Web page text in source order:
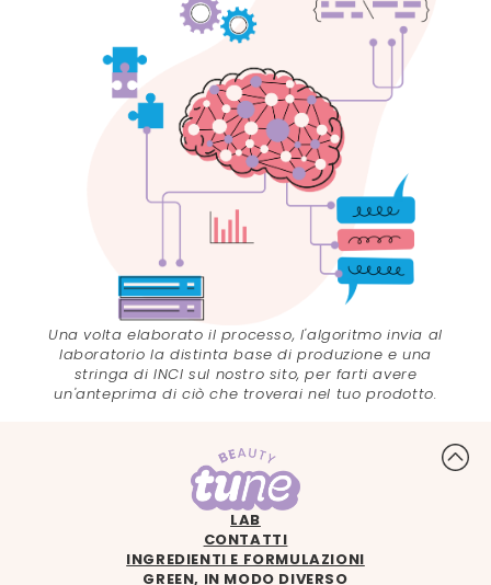
Una volta elaborato il processo, l'algoritmo invia al
laboratorio la distinta base di produzione e una
stringa di INCI sul nostro sito, per farti avere
un'anteprima di ciò che troverai nel tuo prodotto.
LAB
CONTATTI
INGREDIENTI E FORMULAZIONI
GREEN, IN MODO DIVERSO